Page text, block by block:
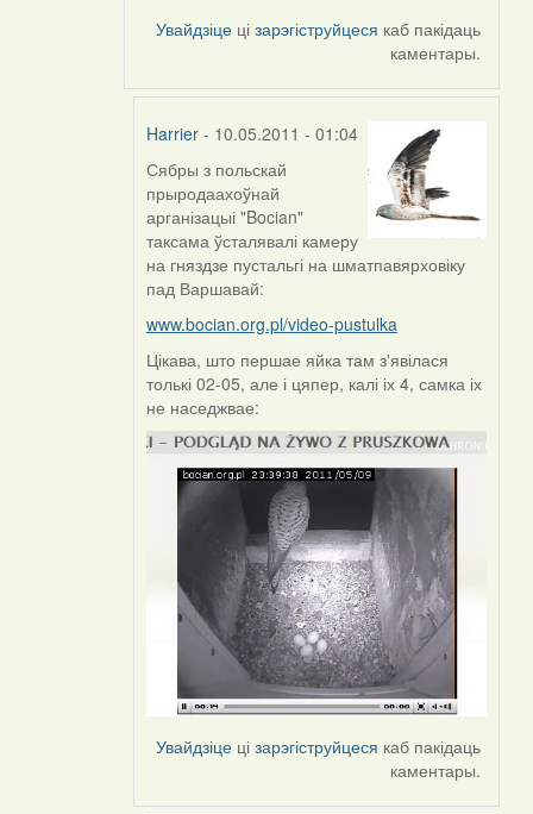
Увайдзіце цізарэгіструйцеся каб пакідаць
каментары.
Harrier- 10.05.2011 - 01:04
In
reply
to
by
Harrier
Сябры з польскай
прыродаахоўнай
арганізацыі "Bocian"
таксама ўсталявалі камеру
на гняздзе пустальгі на шматпавярховіку
пад Варшавай:
www.bocian.org.pl/video-pustulka
Цікава, што першае яйка там з'явілася
толькі 02-05, але і цяпер, калі іх 4, самка іх
не наседжвае:
Увайдзіце цізарэгіструйцеся каб пакідаць
каментары.